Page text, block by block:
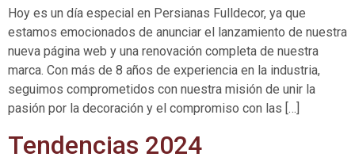
Hoy es un día especial en Persianas Fulldecor, ya que
estamos emocionados de anunciar el lanzamiento de nuestra
nueva página web y una renovación completa de nuestra
marca. Con más de 8 años de experiencia en la industria,
seguimos comprometidos con nuestra misión de unir la
pasión por la decoración y el compromiso con las […]
Tendencias 2024